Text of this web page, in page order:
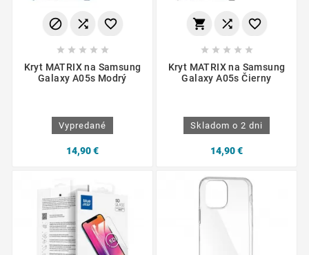
  
    
Kryt MATRIX na Samsung
Galaxy A05s Modrý
Vypredané
14,90 €
  
    
Kryt MATRIX na Samsung
Galaxy A05s Čierny
Skladom o 2 dni
14,90 €